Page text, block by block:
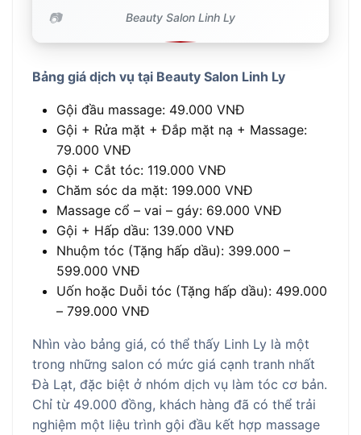
Beauty Salon Linh Ly
Bảng giá dịch vụ tại Beauty Salon Linh Ly
Gội đầu massage: 49.000 VNĐ
Gội + Rửa mặt + Đắp mặt nạ + Massage:
79.000 VNĐ
Gội + Cắt tóc: 119.000 VNĐ
Chăm sóc da mặt: 199.000 VNĐ
Massage cổ – vai – gáy: 69.000 VNĐ
Gội + Hấp dầu: 139.000 VNĐ
Nhuộm tóc (Tặng hấp dầu): 399.000 –
599.000 VNĐ
Uốn hoặc Duỗi tóc (Tặng hấp dầu): 499.000
– 799.000 VNĐ
Nhìn vào bảng giá, có thể thấy Linh Ly là một
trong những salon có mức giá cạnh tranh nhất
Đà Lạt, đặc biệt ở nhóm dịch vụ làm tóc cơ bản.
Chỉ từ 49.000 đồng, khách hàng đã có thể trải
nghiệm một liệu trình gội đầu kết hợp massage